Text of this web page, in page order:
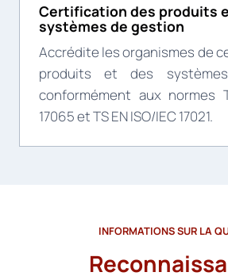
Certification des produits
systèmes de gestion
Accrédite les organismes de
produits et des
conformément aux normes
17065 et TS EN ISO/IEC 17021.
INFORMATIONS SUR LA